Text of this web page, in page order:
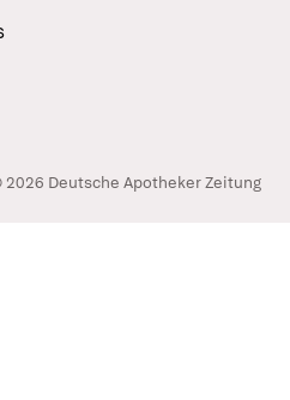
2026 Deutsche Apotheker Zeitung